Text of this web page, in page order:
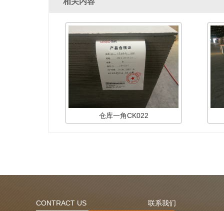
仓库一角CK022
联系我们
CONTRACT US